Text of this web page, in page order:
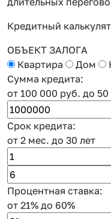
Кредитный
ОБЪЕКТ ЗАЛОГА
Квартира
Дом
Сумма кредита:
от 100 000 руб. до
Срок кредита:
от 2 мес. до 30 лет
Процентная ставка:
от 21% до 60%